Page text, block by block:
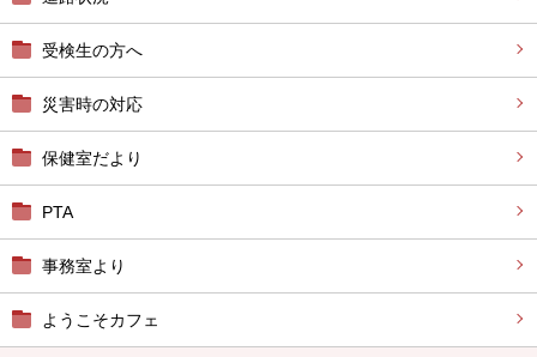
受検生の方へ
災害時の対応
保健室だより
PTA
事務室より
ようこそカフェ